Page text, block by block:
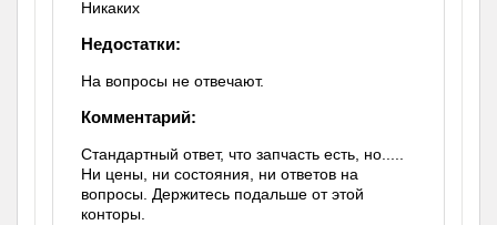
Никаких
Недостатки:
На вопросы не отвечают.
Комментарий:
Стандартный ответ, что запчасть есть, но.....
Ни цены, ни состояния, ни ответов на
вопросы. Держитесь подальше от этой
конторы.